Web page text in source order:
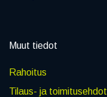
Muut tiedot
Rahoitus
Tilaus- ja toimitusehdot